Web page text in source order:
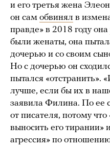
и его третья жена
он сам обвинял в
правде» в 2018 году она
были женаты, она
дочерью и со своим
Но с дочерью он
пытался «отстранить».
лучше, если бы их в
заявила Филина. По ее
от писателя, потому
выносить его тирании»
агрессия» по